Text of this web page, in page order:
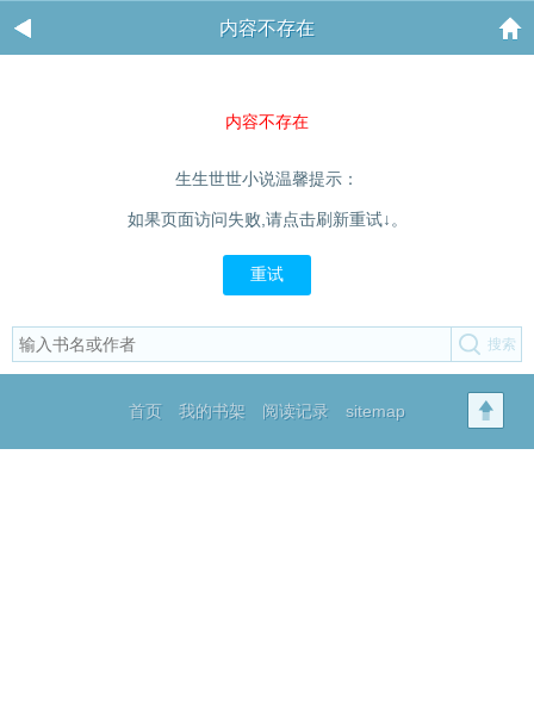
内容不存在
内容不存在
生生世世小说温馨提示：
如果页面访问失败,请点击刷新重试↓。
重试
首页 我的书架 阅读记录 sitemap